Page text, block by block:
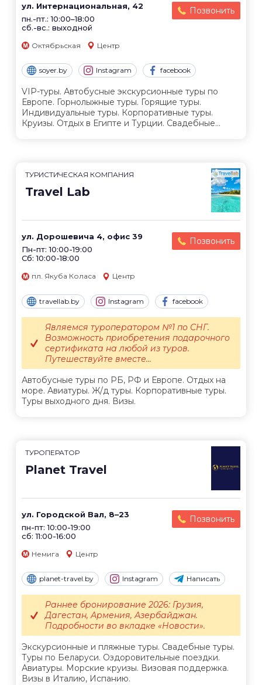
ул. Интернациональная, 42
пн.-пт.: 10:00–18:00
сб.-вс.: выходной
Позвонить
Октябрьская Центр
soyer.by Instagram facebook
VIP-туры. Автобусные экскурсионные туры по
Европе. Горнолыжные туры. Горящие туры.
Индивидуальные туры. Корпоративные туры.
Круизы. Отдых в Египте и Турции. Свадебные...
ТУРИСТИЧЕСКАЯ КОМПАНИЯ
Travel Lab
ул. Дорошевича 4, офис 39
Пн-пт: 10:00-19:00
Сб: 10:00-18:00
Позвонить
пл. Якуба Коласа Центр
travellab.by Instagram facebook
Автобусные туры по РБ, РФ и Европе. Отдых на
море. Авиатуры. Ж/д туры. Корпоративные туры.
Туры выходного дня. Визы.
Являемся туроператором №1 по СНГ.
Возможность приобретения подарочного
сертификата на любой из туров.
Путешествуйте вместе...
ТУРОПЕРАТОР
Planet Travel
ул. Городской Вал, 8–23
пн-пт: 10:00-19:00
сб: 11:00-16:00
Позвонить
Немига Центр
planet-travel.by Instagram Написать
Экскурсионные и пляжные туры. Свадебные туры.
Туры по Беларуси. Оздоровительные поездки.
Авиатуры. Морские круизы. Визовая поддержка.
Визы в Италию, Испанию.
Раннее бронирование 2026: Грузия,
Дагестан, Армения, Азербайджан.
Подробности во вкладке «Новости».